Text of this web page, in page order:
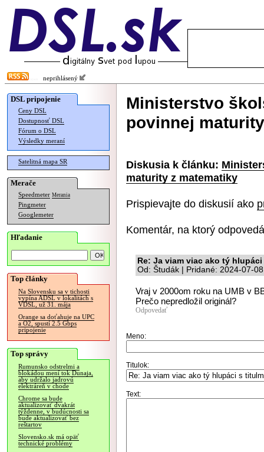
neprihlásený
DSL pripojenie
Ceny DSL
Dostupnosť DSL
Fórum o DSL
Výsledky meraní
Satelitná mapa SR
Merače
Speedmeter Merania
Pingmeter
Googlemeter
Hľadanie
Top články
Na Slovensku sa v tichosti
vypína ADSL v lokalitách s
VDSL, už 31. mája
Orange sa doťahuje na UPC
a O2, spustí 2.5 Gbps
pripojenie
Top správy
Rumunsko odstrelmi a
blokádou mení tok Dunaja,
aby udržalo jadrovú
elektráreň v chode
Chrome sa bude
aktualizovať dvakrát
týždenne, v budúcnosti sa
bude aktualizovať bez
reštartov
Slovensko.sk má opäť
technické problémy
Ministerstvo
povinnej
Diskusia k článku:
maturity z matematiky
Prispievajte do diskusií ako
Komentár, na ktorý
Re: Ja viam viac ako tý
Od: Študák | Pridané: 2024-07-
Vraj v 2000om roku na UMB v
Prečo nepredložil originál?
Odpovedať
Meno:
Titulok:
Text: